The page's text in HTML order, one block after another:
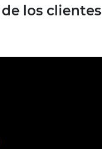
de los clientes